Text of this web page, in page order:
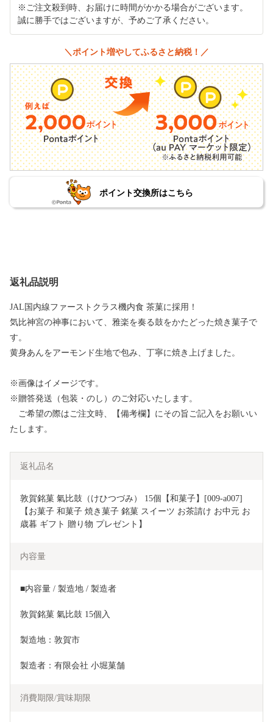
※ご注文殺到時、お届けに時間がかかる場合がございます。
誠に勝手ではございますが、予めご了承ください。
＼ポイント増やしてふるさと納税！／
ポイント交換所はこちら
返礼品説明
JAL国内線ファーストクラス機内食 茶菓に採用！
気比神宮の神事において、雅楽を奏る鼓をかたどった焼き菓子で
す。
黄身あんをアーモンド生地で包み、丁寧に焼き上げました。
※画像はイメージです。
※贈答発送（包装・のし）のご対応いたします。
ご希望の際はご注文時、【備考欄】にその旨ご記入をお願いい
たします。
返礼品名
敦賀銘菓 氣比鼓（けひつづみ） 15個【和菓子】[009-a007]
【お菓子 和菓子 焼き菓子 銘菓 スイーツ お茶請け お中元 お
歳暮 ギフト 贈り物 プレゼント】
内容量
■内容量 / 製造地 / 製造者
敦賀銘菓 氣比鼓 15個入
製造地：敦賀市
製造者：有限会社 小堀菓舗
消費期限/賞味期限